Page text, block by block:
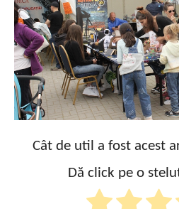
Cât de util a fost acest
Dă click pe o